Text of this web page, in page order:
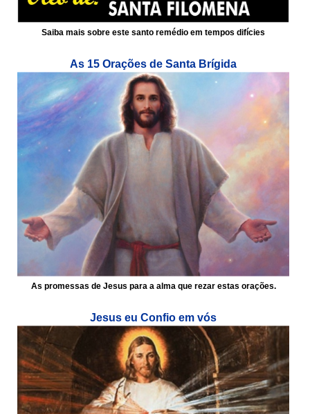
Saiba mais sobre este santo remédio em tempos difícies
As 15 Orações de Santa Brígida
As promessas de Jesus para a alma que rezar estas orações.
Jesus eu Confio em vós